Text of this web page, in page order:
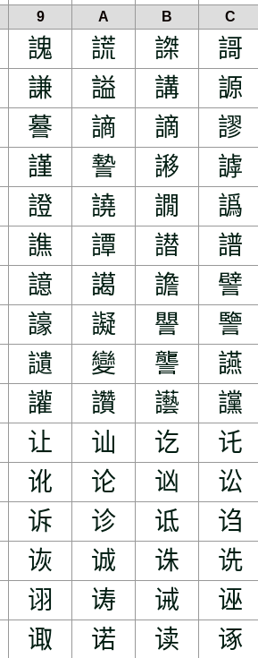
9 A B C
謉 謊 謋 謌
謙 謚 講 謜
謩 謪 謫 謬
謹 謺 謻 謼
證 譊 譋 譌
譙 譚 譛 譜
譩 譪 譫 譬
譹 譺 譻 譼
讉 變 讋 讌
讙 讚 讛 讜
让 讪 讫 讬
讹 论 讻 讼
诉 诊 诋 诌
诙 诚 诛 诜
诩 诪 诫 诬
诹 诺 读 诼